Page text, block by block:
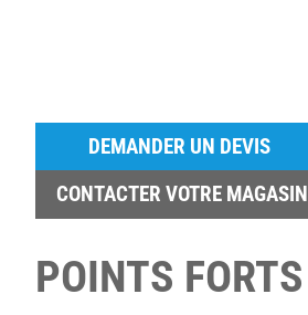
DEMANDER UN DEVIS
CONTACTER VOTRE MAGASIN
POINTS FORTS